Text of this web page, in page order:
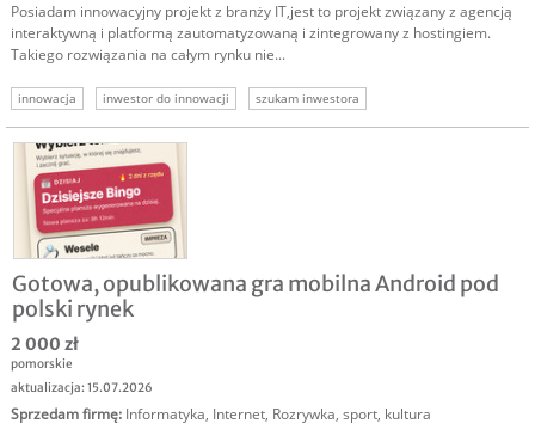
Posiadam innowacyjny projekt z branży IT,jest to projekt związany z agencją
interaktywną i platformą zautomatyzowaną i zintegrowany z hostingiem.
Takiego rozwiązania na całym rynku nie...
innowacja inwestor do innowacji
szukam inwestora
inwestycja w innowację
Gotowa, opublikowana gra mobilna Android pod
polski rynek
2 000 zł
pomorskie
aktualizacja: 15.07.2026
Sprzedam firmę: Informatyka, Internet, Rozrywka, sport, kultura